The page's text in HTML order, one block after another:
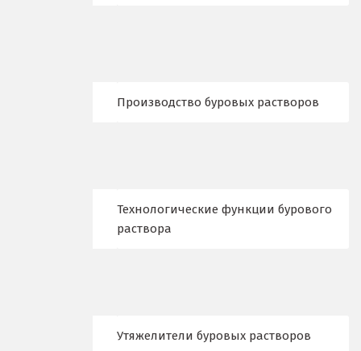
Верхняя Пышма
Производство буровых растворов
Технологические функции бурового
раствора
Утяжелители буровых растворов